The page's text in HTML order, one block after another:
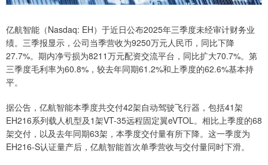
亿航智能（Nasdaq: EH）于近日公布2025年三季度未经审计财务业
绩。三季报显示，公司当季营收为9250万元人民币，同比下降
27.7%。期内净亏损为8211万元配资交流平台，同比扩大70.7%。第
三季度毛利率为60.8%，较去年同期61.2%和上季度的62.6%基本持
平。
据公告，亿航智能本季度共交付42架自动驾驶飞行器，包括41架
EH216系列载人机型及1架VT-35远程固定翼eVTOL。相比上季度的68
架交付，以及去年同期63架，本季度交付量有所下降。这一季度为
EH216-S认证量产后，亿航智能首次单季营收与交付量同时下滑。